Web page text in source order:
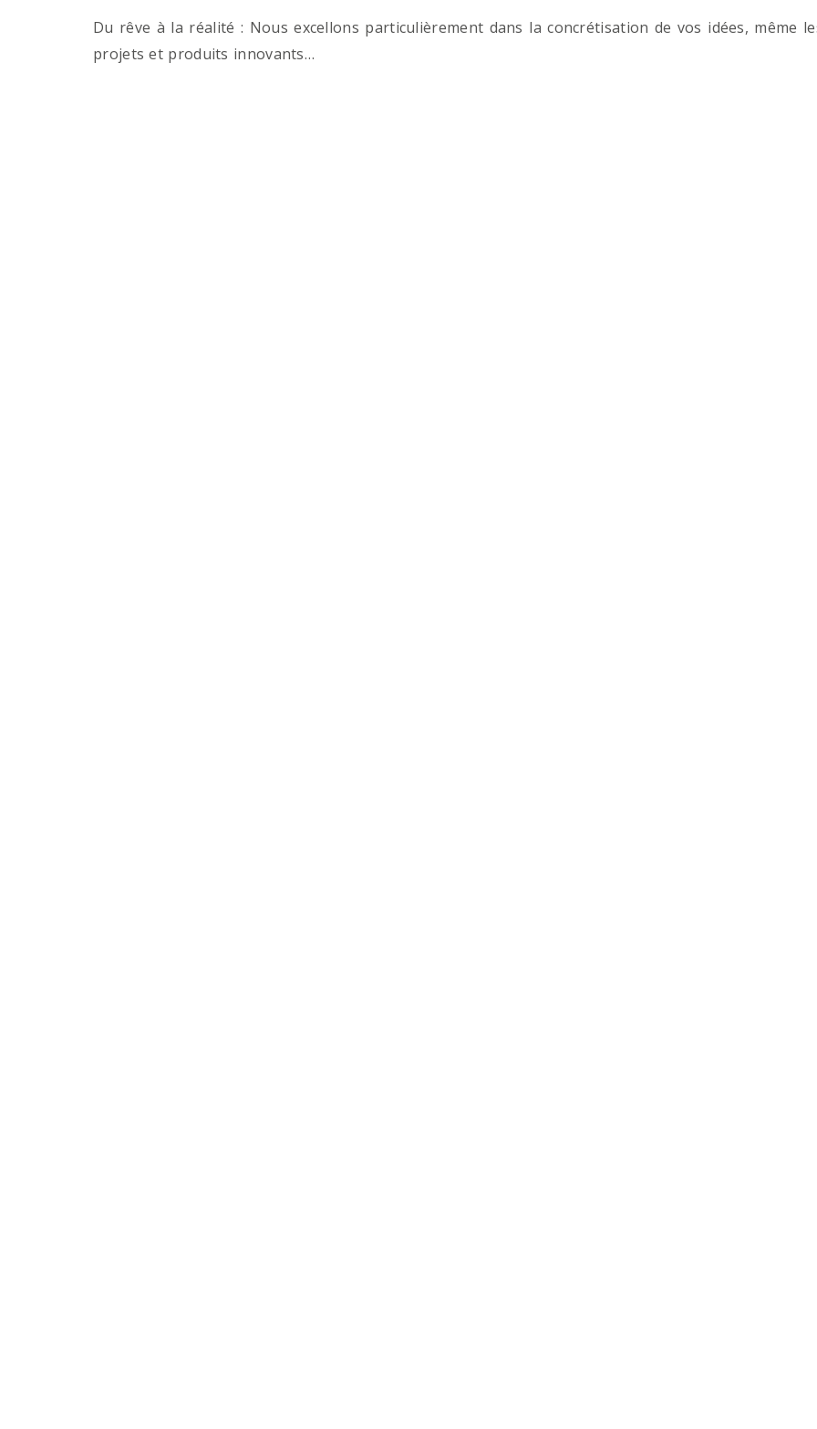
Du rêve à la réalité : Nous excellons particulièrement dans la concrétisation de vos idées, même
projets et produits innovants…